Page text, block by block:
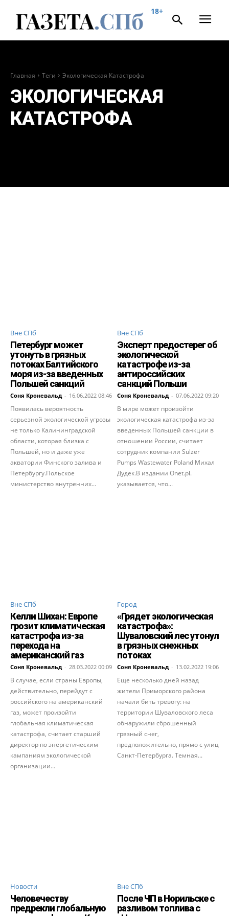
18+
Главная Теги Экологическая Катастрофа
ЭКОЛОГИЧЕСКАЯ
КАТАСТРОФА
Вне СПб
Петербург может
утонуть в грязных
потоках Балтийского
моря из-за введенных
Польшей санкций
Соня Кроневальд - 16.06.2022 08:46
Появилась вероятность
серьезной экологической угрозы
не только Калининградской
области, которая близка с
Польшей, но и даже уже
акватории Финского залива и
Петербургу.Польское
министерство внутренних...
Вне СПб
Эксперт предостерег об
экологической
катастрофе из-за
антироссийских
санкций Польши
Соня Кроневальд - 07.06.2022 09:20
В мире может произойти
экологическая катастрофа из-за
введенных Польшей санкции в
отношении России, считает
сотрудник компании Sulzer
Pumps Wastewater Poland Михал
Дудек.В издании Onet.pl.
указывается, что...
Вне СПб
Келли Шихан: Европе
грозит климатическая
катастрофа из-за
перехода на
американский газ
Соня Кроневальд - 28.03.2022 00:09
В случае, если страны Европы,
действительно, перейдут с
российского на американский
газ, может произойти
глобальная климатическая
катастрофа, считает старший
директор по энергетическим
кампаниям экологической
организации...
Город
«Грядет экологическая
катастрофа»:
Шуваловский лес утонул
в грязных снежных
потоках
Соня Кроневальд - 13.02.2022 19:06
Еще несколько дней назад
жители Приморского района
начали бить тревогу: на
территории Шуваловского леса
обнаружили сброшенный
грязный снег,
предположительно, прямо с улиц
Санкт-Петербурга. Темная...
Новости
Человечеству
предрекли глобальную
Вне СПб
После ЧП в Норильске с
разливом топлива с